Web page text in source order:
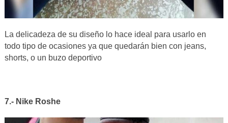
La delicadeza de su diseño lo hace ideal para usarlo en
todo tipo de ocasiones ya que quedarán bien con jeans,
shorts, o un buzo deportivo
7.- Nike Roshe